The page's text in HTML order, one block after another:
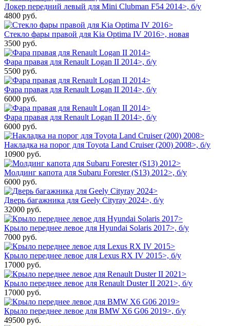
Локер передний левый для Mini Clubman F54 2014>, б/у
4800 руб.
Стекло фары правой для Kia Optima IV 2016>, новая
3500 руб.
Фара правая для Renault Logan II 2014>, б/у
5500 руб.
Фара правая для Renault Logan II 2014>, б/у
6000 руб.
Фара правая для Renault Logan II 2014>, б/у
6000 руб.
Накладка на порог для Toyota Land Cruiser (200) 2008>, б/у
10900 руб.
Молдинг капота для Subaru Forester (S13) 2012>, б/у
6000 руб.
Дверь багажника для Geely Cityray 2024>, б/у
32000 руб.
Крыло переднее левое для Hyundai Solaris 2017>, б/у
7000 руб.
Крыло переднее левое для Lexus RX IV 2015>, б/у
17000 руб.
Крыло переднее левое для Renault Duster II 2021>, б/у
17000 руб.
Крыло переднее левое для BMW X6 G06 2019>, б/у
49500 руб.